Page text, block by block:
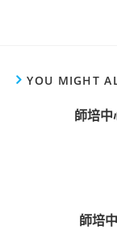
YOU MIGHT
師培
師培